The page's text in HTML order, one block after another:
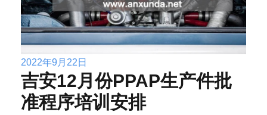
2022年9月22日
吉安12月份PPAP生产件批
准程序培训安排